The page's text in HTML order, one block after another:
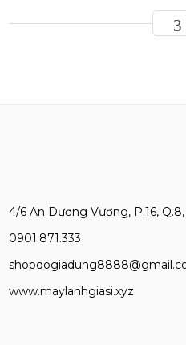
4/6 An Dương Vương, P.16, Q.8,
0901.871.333
www.maylanhgiasi.xyz